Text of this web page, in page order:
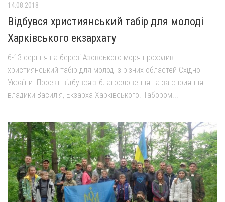
14.08.2018
Відбувся християнський табір для молоді
Харківського екзархату
6-13 серпня на березі Азовського моря проходив
християнський табір для молоді з різних областей Східної
України. Проект відбувся з благословення та за сприяння
владики Василія, Екзарха Харківського. Табором...